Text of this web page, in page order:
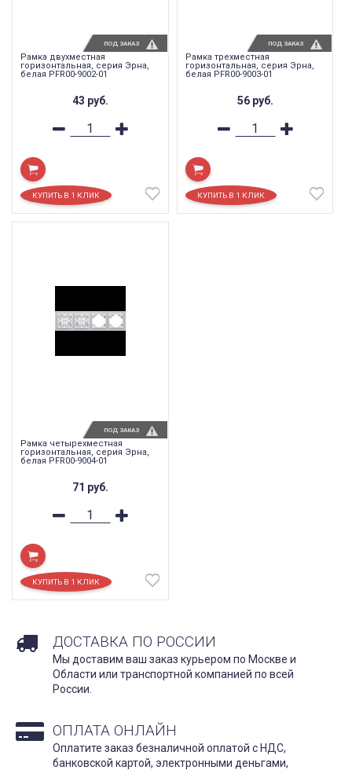
Рамка двухместная
горизонтальная, серия Эрна,
белая PFR00-9002-01
43 руб.
ПОД ЗАКАЗ
Рамка трехместная
горизонтальная, серия Эрна,
белая PFR00-9003-01
56 руб.
ПОД ЗАКАЗ
Рамка четырехместная
горизонтальная, серия Эрна,
белая PFR00-9004-01
71 руб.
ПОД ЗАКАЗ
ДОСТАВКА ПО РОССИИ
Мы доставим ваш заказ курьером по Москве и
Области или транспортной компанией по всей
России.
ОПЛАТА ОНЛАЙН
Оплатите заказ безналичной оплатой с НДС,
банковской картой, электронными деньгами,